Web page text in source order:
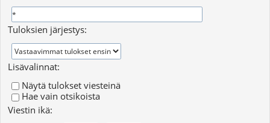
Tuloksien järjestys:
Lisävalinnat:
Näytä tulokset viesteinä
Hae vain otsikoista
Viestin ikä: